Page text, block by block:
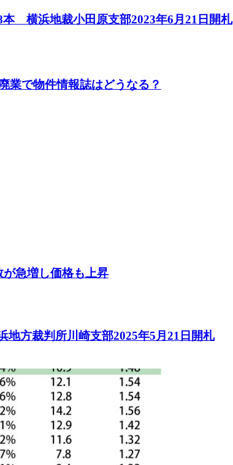
横浜地裁小田原支部2023年6月21日開札
業で物件情報誌はどうなる？
急増し価格も上昇
方裁判所川崎支部2025年5月21日開札